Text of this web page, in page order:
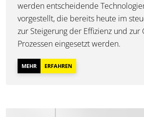
werden entscheidende
vorgestellt, die bereits heute im
zur Steigerung der Effizienz und zur
Prozessen eingesetzt werden.
MEHR ERFAHREN